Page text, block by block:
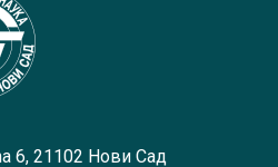
6, 21102 Нови Сад